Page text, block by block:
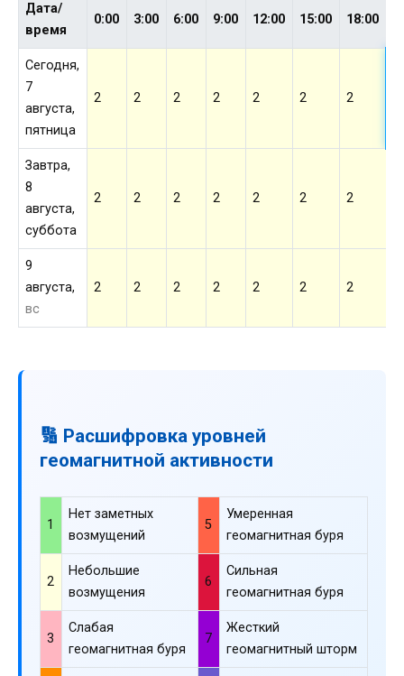
Дата/
время
0:00 3:00 6:00 9:00 12:00 15:00 18:00
Сегодня,
7
августа,
пятница
2 2 2 2 2 2 2
Завтра,
8
августа,
суббота
2 2 2 2 2 2 2
9
августа,
вс
2 2 2 2 2 2 2
🔢 Расшифровка уровней
геомагнитной активности
1
Нет заметных
возмущений
5
Умеренная
геомагнитная буря
2
Небольшие
возмущения
6
Сильная
геомагнитная буря
3
Слабая
геомагнитная буря
7
Жесткий
геомагнитный шторм